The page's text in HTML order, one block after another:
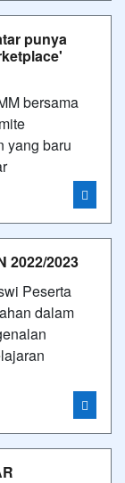
punya
bersama
yang baru
2022/2023
Peserta
dalam